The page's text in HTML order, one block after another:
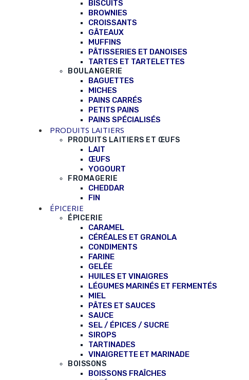
BISCUITS
BROWNIES
CROISSANTS
GÂTEAUX
MUFFINS
PÂTISSERIES ET DANOISES
TARTES ET TARTELETTES
BOULANGERIE
BAGUETTES
MICHES
PAINS CARRÉS
PETITS PAINS
PAINS SPÉCIALISÉS
PRODUITS LAITIERS
PRODUITS LAITIERS ET ŒUFS
LAIT
ŒUFS
YOGOURT
FROMAGERIE
CHEDDAR
FIN
ÉPICERIE
ÉPICERIE
CARAMEL
CÉRÉALES ET GRANOLA
CONDIMENTS
FARINE
GELÉE
HUILES ET VINAIGRES
LÉGUMES MARINÉS ET FERMENTÉS
MIEL
PÂTES ET SAUCES
SAUCE
SEL / ÉPICES / SUCRE
SIROPS
TARTINADES
VINAIGRETTE ET MARINADE
BOISSONS
BOISSONS FRAÎCHES